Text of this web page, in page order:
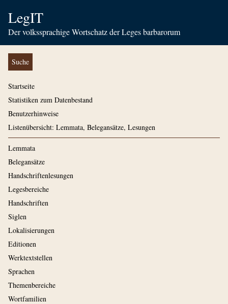
LegIT
Der volkssprachige Wortschatz der Leges barbarorum
Suche
Startseite
Statistiken zum Datenbestand
Benutzerhinweise
Listenübersicht: Lemmata, Belegansätze, Lesungen
Lemmata
Belegansätze
Handschriftenlesungen
Legesbereiche
Handschriften
Siglen
Lokalisierungen
Editionen
Werktextstellen
Sprachen
Themenbereiche
Wortfamilien